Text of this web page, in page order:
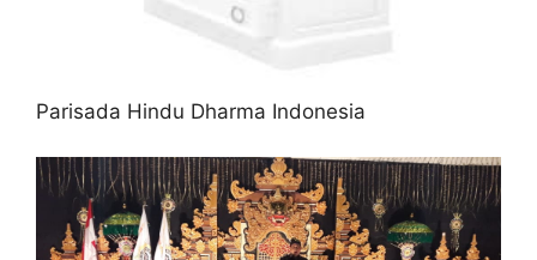
Parisada Hindu Dharma Indonesia